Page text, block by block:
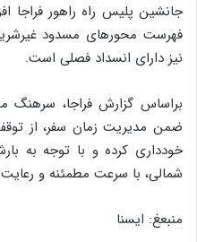
جانشین پلیس راه راهور فراجا
فهرست محورهای مسدود
نیز دارای انسداد فصلی است.
براساس گزارش فراجا، سرهنگ
ضمن مدیریت زمان سفر، از
خودداری کرده و با توجه به
شمالی، با سرعت مطمئنه و
منبعغ: ایسنا